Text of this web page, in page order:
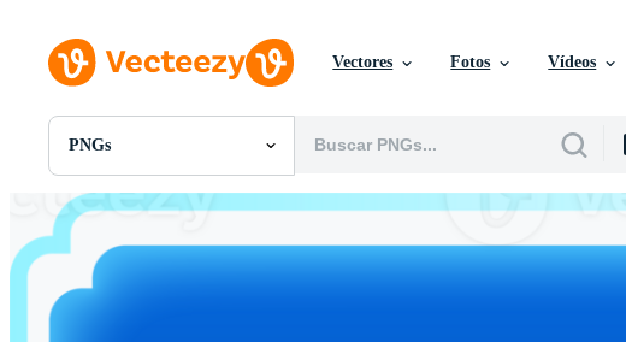
Vectores Fotos Vídeos
PNGs
Todas Imágenes
Fotos
PSDs